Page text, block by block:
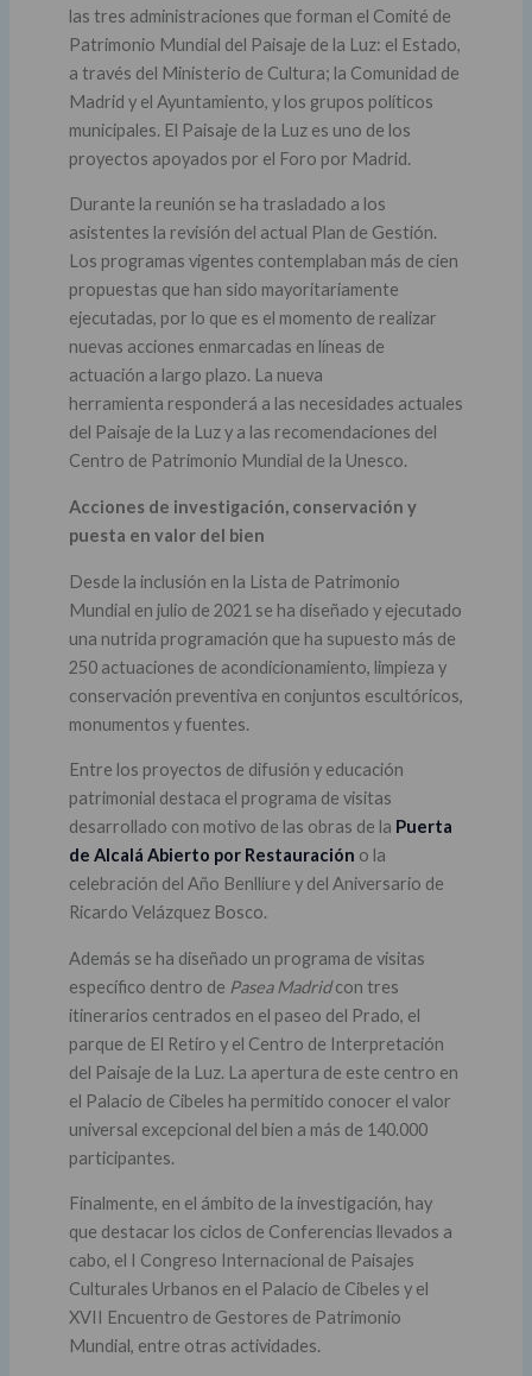
las tres administraciones que forman el Comité de
Patrimonio Mundial del Paisaje de la Luz: el Estado,
a través del Ministerio de Cultura; la Comunidad de
Madrid y el Ayuntamiento, y los grupos políticos
municipales. El Paisaje de la Luz es uno de los
proyectos apoyados por el Foro por Madrid.
Durante la reunión se ha trasladado a los
asistentes la revisión del actual Plan de Gestión.
Los programas vigentes contemplaban más de cien
propuestas que han sido mayoritariamente
ejecutadas, por lo que es el momento de realizar
nuevas acciones enmarcadas en líneas de
actuación a largo plazo. La nueva
herramienta responderá a las necesidades actuales
del Paisaje de la Luz y a las recomendaciones del
Centro de Patrimonio Mundial de la Unesco.
Acciones de investigación, conservación y
puesta en valor del bien
Desde la inclusión en la Lista de Patrimonio
Mundial en julio de 2021 se ha diseñado y ejecutado
una nutrida programación que ha supuesto más de
250 actuaciones de acondicionamiento, limpieza y
conservación preventiva en conjuntos escultóricos,
monumentos y fuentes.
Entre los proyectos de difusión y educación
patrimonial destaca el programa de visitas
desarrollado con motivo de las obras de la Puerta
de Alcalá Abierto por Restauración o la
celebración del Año Benlliure y del Aniversario de
Ricardo Velázquez Bosco.
Además se ha diseñado un programa de visitas
específico dentro de Pasea Madridcon tres
itinerarios centrados en el paseo del Prado, el
parque de El Retiro y el Centro de Interpretación
del Paisaje de la Luz. La apertura de este centro en
el Palacio de Cibeles ha permitido conocer el valor
universal excepcional del bien a más de 140.000
participantes.
Finalmente, en el ámbito de la investigación, hay
que destacar los ciclos de Conferencias llevados a
cabo, el I Congreso Internacional de Paisajes
Culturales Urbanos en el Palacio de Cibeles y el
XVII Encuentro de Gestores de Patrimonio
Mundial, entre otras actividades.